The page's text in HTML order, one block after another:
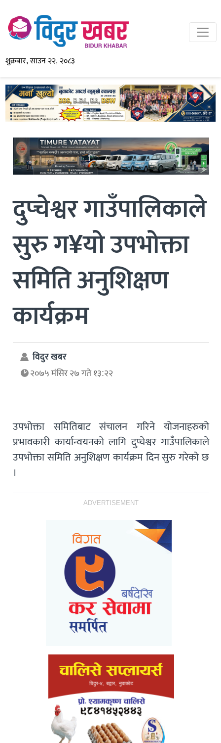
शुक्रबार, साउन २२, २०८३
दुप्चेश्वर गाउँपालिकाले
सुरु ग¥यो उपभोक्ता
समिति अनुशिक्षण
कार्यक्रम
विदुर खबर
२०७५ मंसिर २७ गते १३:२२
उपभोक्ता समितिबाट संचालन गरिने योजनाहरुको
प्रभावकारी कार्यान्वयनको लागि दुप्चेश्वर गाउँपालिकाले
उपभोक्ता समिति अनुशिक्षण कार्यक्रम दिन सुरु गरेको छ
।
ADVERTISEMENT